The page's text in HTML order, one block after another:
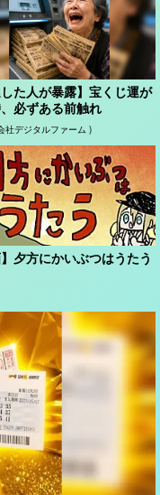
した人が暴露】宝くじ運が
必ずある前触れ
社デジタルファーム )
】夕方にかいぶつはうたう